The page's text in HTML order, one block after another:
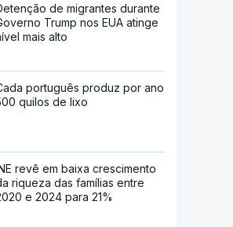
de migrantes durante
Trump nos EUA atinge
mais alto
português produz por ano
quilos de lixo
revê em baixa crescimento
riqueza das famílias entre
e 2024 para 21%